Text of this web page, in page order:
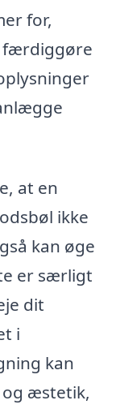
for,
færdiggøre
at en
ikke
kan øge
er særligt
dit
i
kan
æstetik,